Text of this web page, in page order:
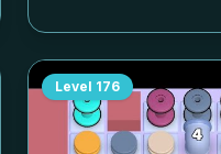
Level 176